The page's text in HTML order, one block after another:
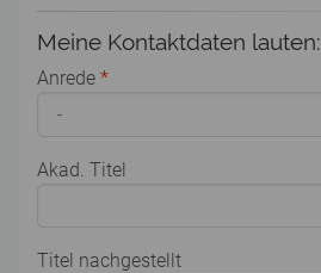
Meine Kontaktdaten lauten:
Anrede *
Akad. Titel
Titel nachgestellt